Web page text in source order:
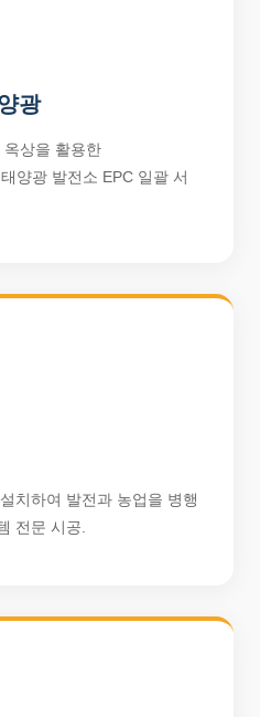
광
상을 활용한
양광 발전소 EPC 일괄 서
치하여 발전과 농업을 병행
전문 시공.